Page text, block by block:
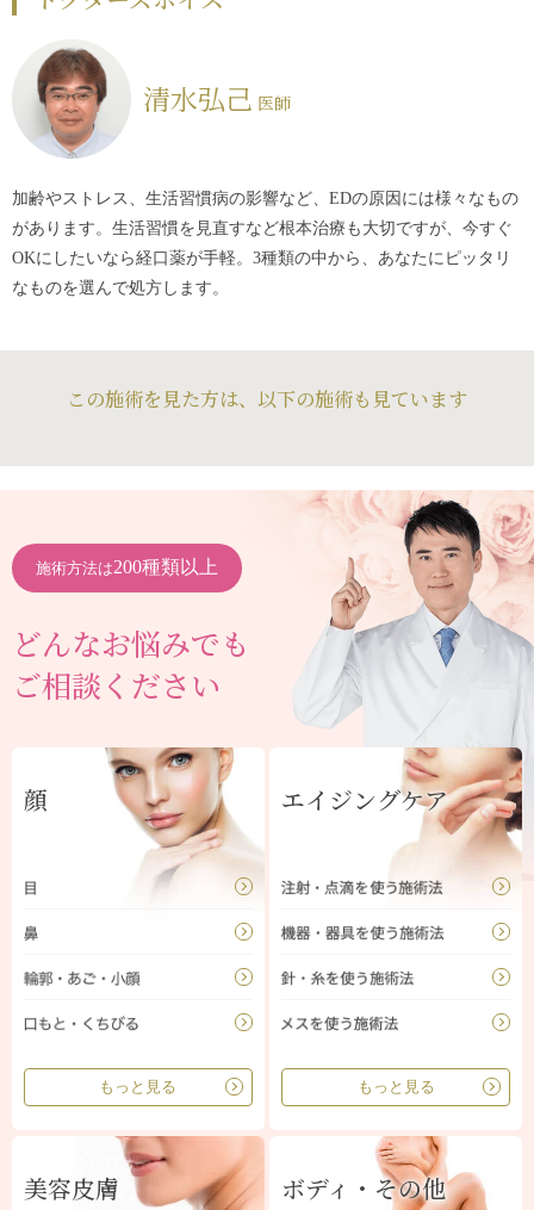
清水弘己 医師
加齢やストレス、生活習慣病の影響など、EDの原因には様々なもの
があります。生活習慣を見直すなど根本治療も大切ですが、今すぐ
OKにしたいなら経口薬が手軽。3種類の中から、あなたにピッタリ
なものを選んで処方します。
この施術を見た方は、以下の施術も見ています
施術方法は200種類以上
どんなお悩みでも
ご相談ください
顔
もっと見る
エイジングケア
もっと見る
美容皮膚 ボディ・その他